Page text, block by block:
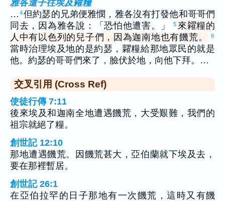
雅各遣子往埃及糴糧
… 4但約瑟的兄弟便雅憫，雅各沒有打發他和哥哥們
同去，因為雅各說：「恐怕他遭害。」
5 來糴糧的
人中有以色列的兒子們，因為迦南地也有饑荒。
6
當時治理埃及地的是約瑟，糶糧給那地眾民的就是
他。約瑟的哥哥們來了，臉伏於地，向他下拜。…
交叉引用 (Cross Ref)
使徒行傳 7:11
後來埃及和迦南全地遭遇饑荒，大受艱難，我們的
祖宗就絕了糧。
創世記 12:10
那地遭遇饑荒。因饑荒甚大，亞伯蘭就下埃及去，
要在那裡暫居。
創世記 26:1
在亞伯拉罕的日子那地有一次饑荒，這時又有饑